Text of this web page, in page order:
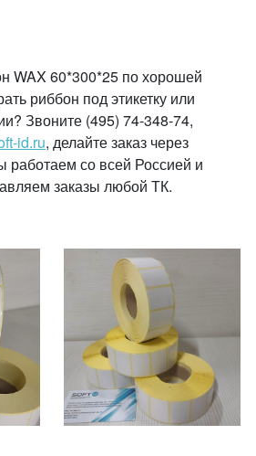
WAX 60*300*25 по хорошей
риббон под этикетку или
Звоните (495) 74-348-74,
id.ru, делайте заказ через
работаем со всей Россией и
заказы любой ТК.